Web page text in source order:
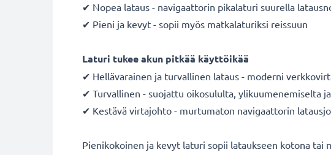
✔ Nopea lataus - navigaattorin pikalaturi suurella
✔ Pieni ja kevyt - sopii myös matkalaturiksi reissuun
Laturi tukee akun pitkää käyttöikää
✔ Hellävarainen ja turvallinen lataus - moderni
✔ Turvallinen - suojattu oikosululta, ylikuumenemiselta
✔ Kestävä virtajohto - murtumaton navigaattorin
Pienikokoinen ja kevyt laturi sopii lataukseen kotona